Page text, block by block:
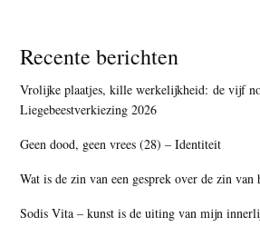
Recente berichten
Vrolijke plaatjes, kille werkelijkheid: de vijf
Liegebeestverkiezing 2026
Geen dood, geen vrees (28) – Identiteit
Wat is de zin van een gesprek over de zin van
Sodis Vita – kunst is de uiting van mijn